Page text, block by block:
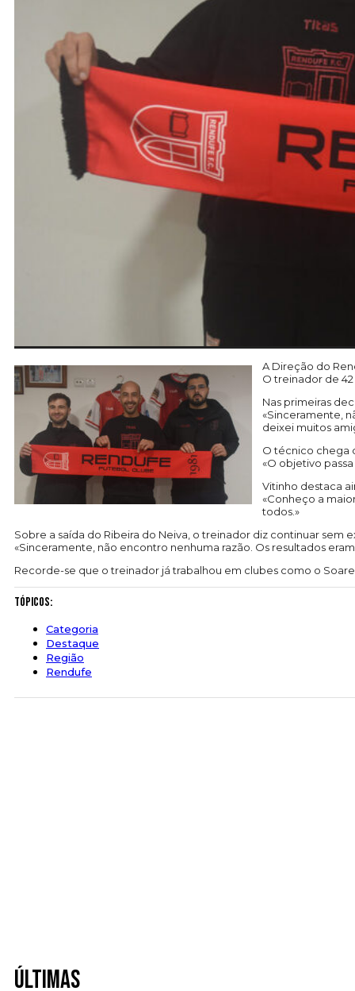
A Direção do
O treinador de
Nas primeiras
«Sinceramente,
deixei muitos
O técnico chega
«O objetivo
Vitinho destaca
«Conheço a
todos.»
Sobre a saída do Ribeira do Neiva, o treinador diz continuar sem
«Sinceramente, não encontro nenhuma razão. Os resultados
Recorde-se que o treinador já trabalhou em clubes como o
Tópicos:
Categoria
Destaque
Região
Rendufe
Últimas